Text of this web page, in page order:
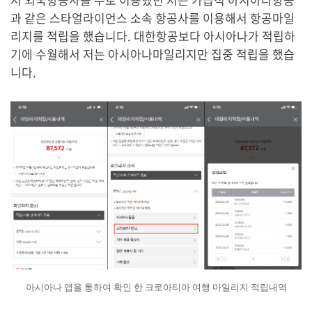
과 같은 스타얼라이언스 소속 항공사를 이용해서 항공마일
리지를 적립을 했습니다. 대한항공보다 아시아나가 적립하
기에 수월해서 저는 아시아나마일리지만 집중 적립을 했습
니다.
아시아나 앱을 통하여 확인 한 크로아티아 여행 마일리지 적립내역